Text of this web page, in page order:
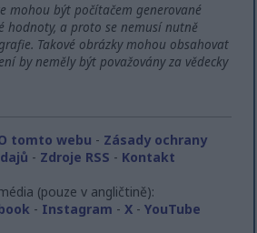
mohou být počítačem generované
hodnoty, a proto se nemusí nutně
Takové obrázky mohou obsahovat
by neměly být považovány za vědecky
tomto webu - Zásady ochrany
- Zdroje RSS - Kontakt
(pouze v angličtině):
- Instagram - X- YouTube